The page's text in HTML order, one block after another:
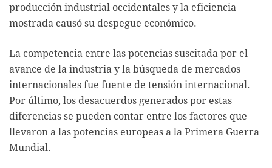
producción industrial occidentales y la eficiencia
mostrada causó su despegue económico.
La competencia entre las potencias suscitada por el
avance de la industria y la búsqueda de mercados
internacionales fue fuente de tensión internacional.
Por último, los desacuerdos generados por estas
diferencias se pueden contar entre los factores que
llevaron a las potencias europeas a la Primera Guerra
Mundial.